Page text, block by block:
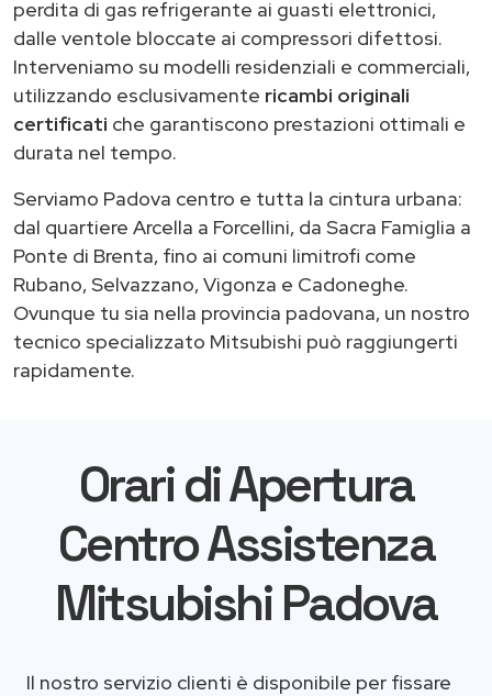
perdita di gas refrigerante ai guasti elettronici,
dalle ventole bloccate ai compressori difettosi.
Interveniamo su modelli residenziali e commerciali,
utilizzando esclusivamente ricambi originali
certificati che garantiscono prestazioni ottimali e
durata nel tempo.
Serviamo Padova centro e tutta la cintura urbana:
dal quartiere Arcella a Forcellini, da Sacra Famiglia a
Ponte di Brenta, fino ai comuni limitrofi come
Rubano, Selvazzano, Vigonza e Cadoneghe.
Ovunque tu sia nella provincia padovana, un nostro
tecnico specializzato Mitsubishi può raggiungerti
rapidamente.
Orari di Apertura
Centro Assistenza
Mitsubishi Padova
Il nostro servizio clienti è disponibile per fissare